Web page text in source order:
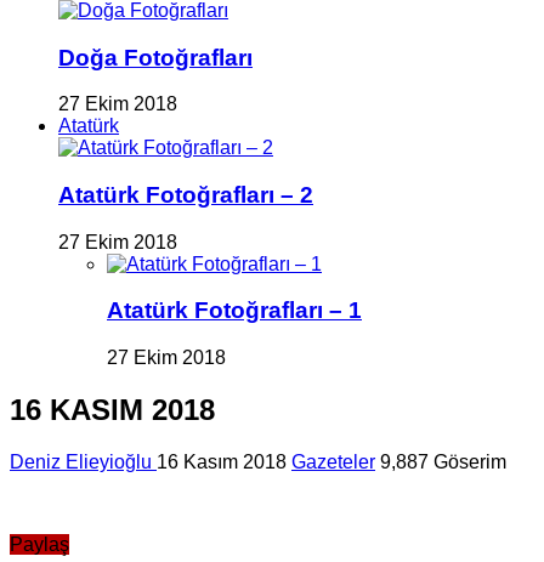
Doğa Fotoğrafları
27 Ekim 2018
Atatürk
Atatürk Fotoğrafları – 2
27 Ekim 2018
Atatürk Fotoğrafları – 1
27 Ekim 2018
16 KASIM 2018
Deniz Elieyioğlu 16 Kasım 2018 Gazeteler 9,887 Göserim
Paylaş